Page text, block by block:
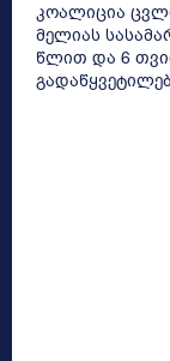
კოალიცია
მელიას
წლით და 6